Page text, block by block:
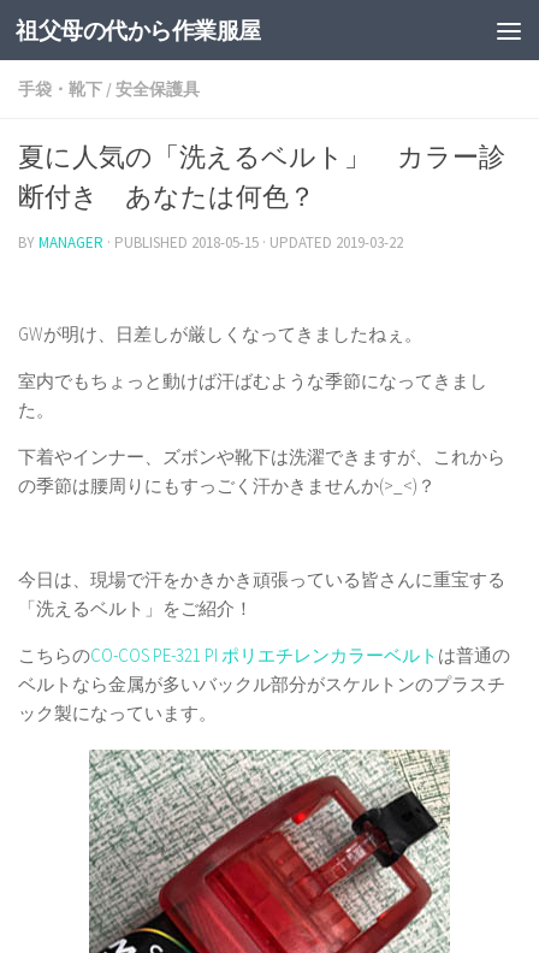
祖父母の代から作業服屋
手袋・靴下 /安全保護具
夏に人気の「洗えるベルト」 カラー診
断付き あなたは何色？
BYMANAGER · PUBLISHED 2018-05-15 · UPDATED 2019-03-22
GWが明け、日差しが厳しくなってきましたねぇ。
室内でもちょっと動けば汗ばむような季節になってきまし
た。
下着やインナー、ズボンや靴下は洗濯できますが、これから
の季節は腰周りにもすっごく汗かきませんか(>_<)？
今日は、現場で汗をかきかき頑張っている皆さんに重宝する
「洗えるベルト」をご紹介！
こちらのCO-COS PE-321 PI ポリエチレンカラーベルト は普通の
ベルトなら金属が多いバックル部分がスケルトンのプラスチ
ック製になっています。